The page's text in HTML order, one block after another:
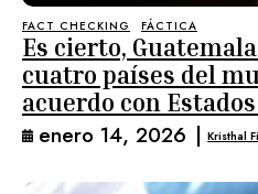
FACT CHECKING FÁCTICA
Es cierto,
cuatro países del
acuerdo con
aranceles
enero 14, 2026 | Kristhal